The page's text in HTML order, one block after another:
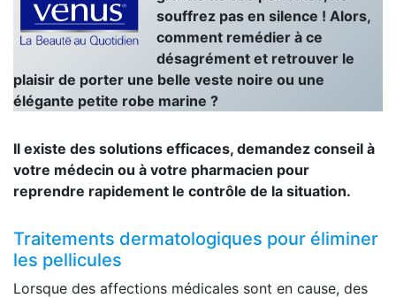
souffrez pas en silence ! Alors,
comment remédier à ce
désagrément et retrouver le
plaisir de porter une belle veste noire ou une
élégante petite robe marine ?
Il existe des solutions efficaces, demandez conseil à
votre médecin ou à votre pharmacien pour
reprendre rapidement le contrôle de la situation.
Traitements dermatologiques pour éliminer
les pellicules
Lorsque des affections médicales sont en cause, des